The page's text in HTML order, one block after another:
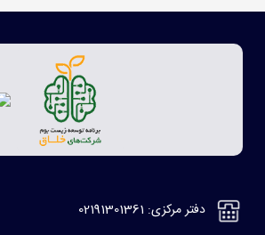
دفتر مرکزی: 02191301361